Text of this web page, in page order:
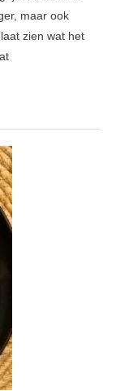
maar ook
zien wat het